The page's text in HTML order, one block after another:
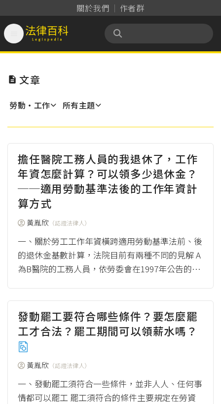
關於我們 作者群
法律百科 Legispedia
 文章
勞動‧工作 所有主題
擔任醫院工務人員的我退休了，工作
年資怎麼計算？可以領多少退休金？
──適用勞動基準法後的工作年資計
算方式
黃胤欣 （認證法律人）
一、關於勞工工作年資橫跨適用勞動基準法前、後
的退休金基數計算，法院目前有兩種不同的見解 A
為B醫院的工務人員，依勞委會在1997年公告的函
發動罷工要符合哪些條件？要怎麼罷
工才合法？罷工期間可以領薪水嗎？
黃胤欣 （認證法律人）
一、發動罷工須符合一些條件，並非人人、任何事
情都可以罷工 罷工須符合的條件主要規定在勞資